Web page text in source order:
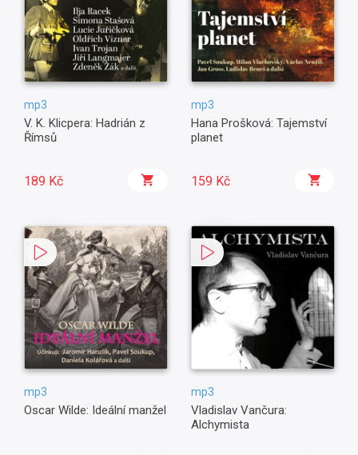
mp3
V. K. Klicpera: Hadrián z
Římsů
189 Kč
mp3
Hana Prošková: Tajemství
planet
159 Kč
mp3
Oscar Wilde: Ideální manžel
mp3
Vladislav Vančura:
Alchymista